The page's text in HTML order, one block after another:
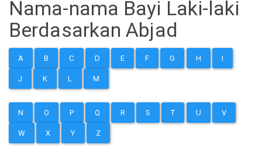
Nama-nama Bayi Laki-laki
Berdasarkan Abjad
A B C D E F G H I
J K L M
N O P Q R S T U V
W X Y Z